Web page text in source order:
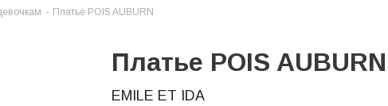
- Платье POIS AUBURN
Платье POIS AUBURN
EMILE ET IDA